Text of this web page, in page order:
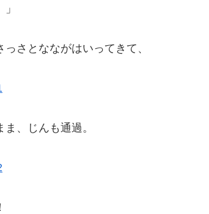
っさとなながはいってきて、
、じんも通過。